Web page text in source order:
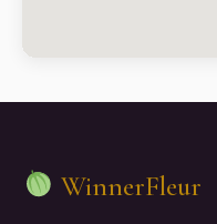
WinnerFleur